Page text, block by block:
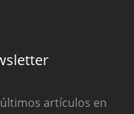
artículos en